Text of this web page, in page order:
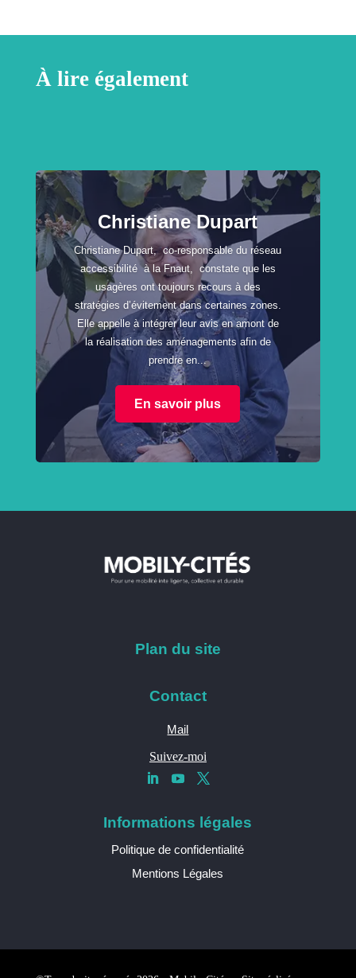
À lire également
Christiane Dupart
Christiane Dupart, co-responsable du réseau
accessibilité à la Fnaut, constate que les
usagères ont toujours recours à des
stratégies d’évitement dans certaines zones.
Elle appelle à intégrer leur avis en amont de
la réalisation des aménagements afin de
prendre en...
En savoir plus
Plan du site
Contact
Mail
Suivez-moi
Informations légales
Politique de confidentialité
Mentions Légales